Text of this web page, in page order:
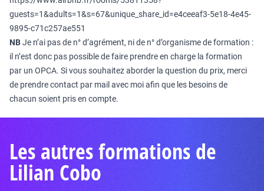
guests=1&adults=1&s=67&unique_share_id=e4ceeaf3-5e18-4e45-
9895-c71c257ae551
NBJe n’ai pas de n° d’agrément, ni de n° d’organisme de formation :
il n’est donc pas possible de faire prendre en charge la formation
par un OPCA. Si vous souhaitez aborder la question du prix, merci
de prendre contact par mail avec moi afin que les besoins de
chacun soient pris en compte.
Les autres formations de
Lilian Cobo